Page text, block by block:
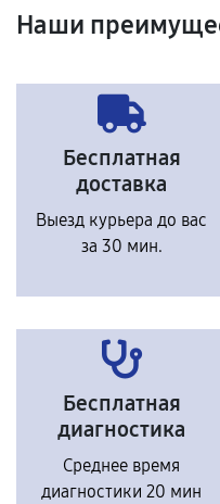
Наши
Бесплатная
доставка
Выезд курьера до вас
за 30 мин.
Бесплатная
диагностика
Среднее время
диагностики 20 мин